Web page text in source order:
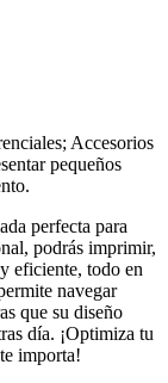
Accesorios
pequeños
perfecta para
podrás imprimir,
eficiente, todo en
navegar
que su diseño
día. ¡Optimiza tu
importa!